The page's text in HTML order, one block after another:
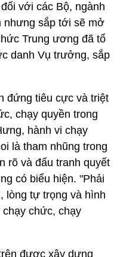
với các Bộ, ngành
nhưng sắp tới sẽ mở
Trung ương đã tổ
danh Vụ trưởng, sắp
đứng tiêu cực và triệt
chạy quyền trong
hành vi chạy
là tham nhũng trong
rõ và đấu tranh quyết
có biểu hiện. "Phải
lòng tự trọng và hình
chức, chạy
được xây dựng